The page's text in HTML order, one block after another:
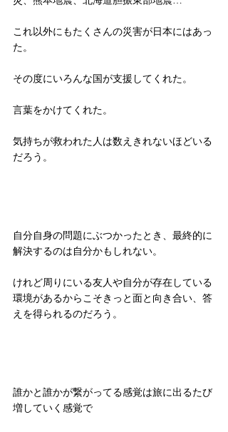
これ以外にもたくさんの災害が日本にはあっ
た。
その度にいろんな国が支援してくれた。
言葉をかけてくれた。
気持ちが救われた人は数えきれないほどいる
だろう。
自分自身の問題にぶつかったとき、最終的に
解決するのは自分かもしれない。
けれど周りにいる友人や自分が存在している
環境があるからこそきっと面と向き合い、答
えを得られるのだろう。
誰かと誰かが繋がってる感覚は旅に出るたび
増していく感覚で